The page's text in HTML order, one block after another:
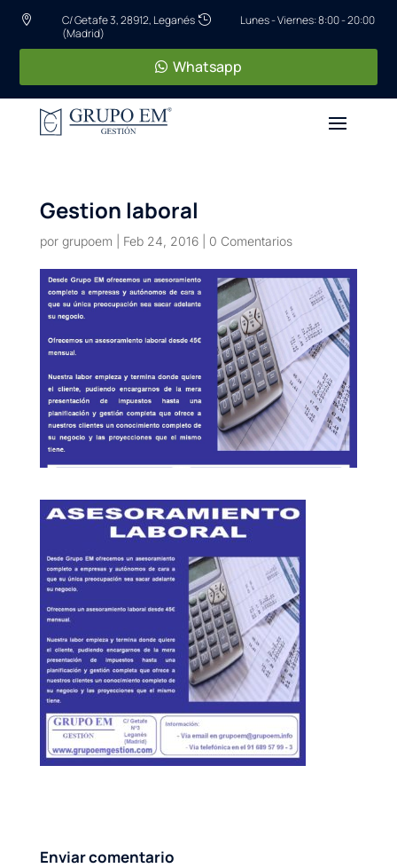

C/ Getafe 3, 28912, Leganés
(Madrid)
 Lunes - Viernes: 8:00 - 20:00
Whatsapp
Gestion laboral
por grupoem Feb 24, 2016| 0 Comentarios
Enviar comentario